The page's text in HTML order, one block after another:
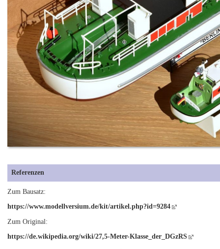
Referenzen
Zum Bausatz:
https://www.modellversium.de/kit/artikel.php?id=9284
Zum Original:
https://de.wikipedia.org/wiki/27,5-Meter-Klasse_der_DGzRS